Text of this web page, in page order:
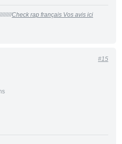
Check rap français Vos avis ici
#15